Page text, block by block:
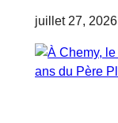
juillet 27, 2026